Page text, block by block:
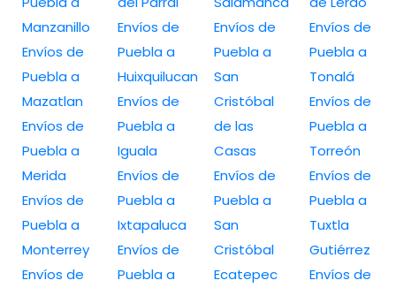
Manzanillo
Envíos de
Puebla a
Mazatlan
Envíos de
Puebla a
Merida
Envíos de
Puebla a
Monterrey
Envíos de
Envíos de
Puebla a
Huixquilucan
Envíos de
Puebla a
Iguala
Envíos de
Puebla a
Ixtapaluca
Envíos de
Puebla a
Envíos de
Puebla a
San
Cristóbal
de las
Casas
Envíos de
Puebla a
San
Cristóbal
Ecatepec
Envíos de
Puebla a
Tonalá
Envíos de
Puebla a
Torreón
Envíos de
Puebla a
Tuxtla
Gutiérrez
Envíos de